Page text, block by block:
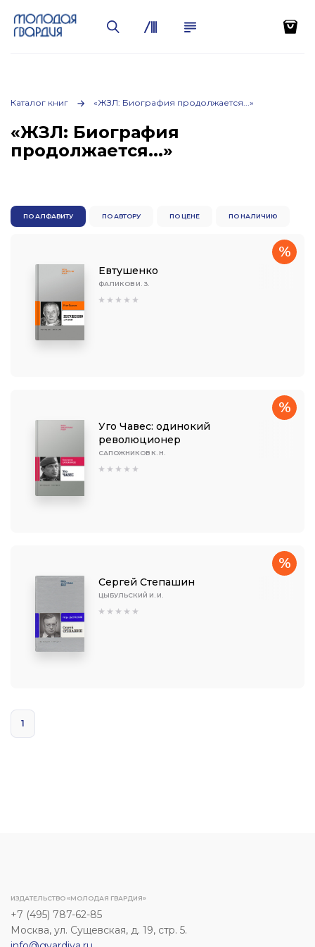
Каталог книг «ЖЗЛ: Биография продолжается...»
«ЖЗЛ: Биография
продолжается...»
ПО АЛФАВИТУ ПО АВТОРУ ПО ЦЕНЕ ПО НАЛИЧИЮ
Евтушенко
ФАЛИКОВ И. 3.
%
Уго Чавес: одинокий
революционер
САПОЖНИКОВ К. Н.
%
Сергей Степашин
ЦЫБУЛЬСКИЙ И. И.
%
1
ИЗДАТЕЛЬСТВО «МОЛОДАЯ ГВАРДИЯ»
+7 (495) 787-62-85
Москва, ул. Сущевская, д. 19, стр. 5.